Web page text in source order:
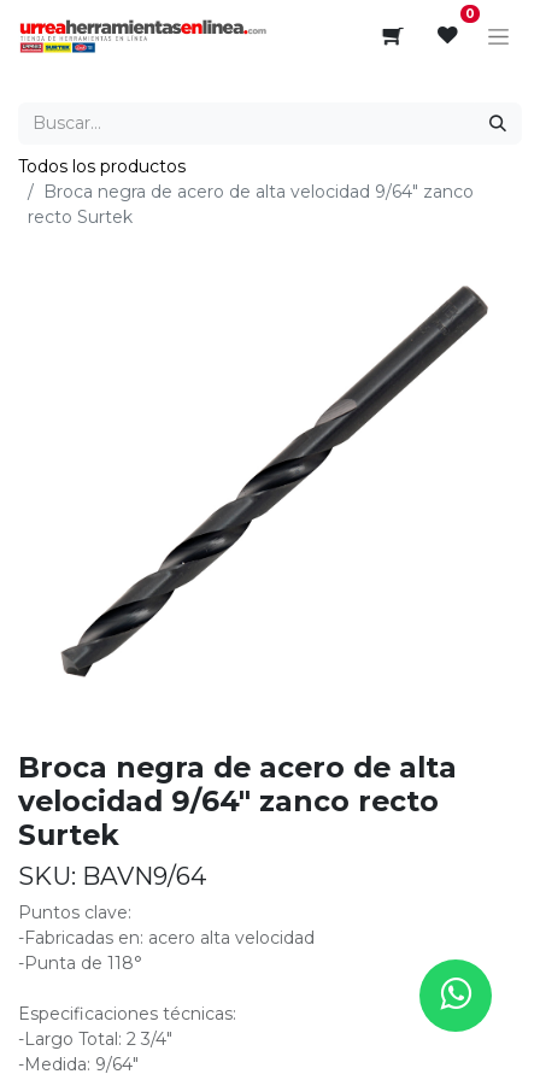
0
Todos los productos
Broca negra de acero de alta velocidad 9/64" zanco
recto Surtek
Broca negra de acero de alta
velocidad 9/64" zanco recto
Surtek
SKU: BAVN9/64
Puntos clave:
-Fabricadas en: acero alta velocidad
-Punta de 118°
Especificaciones técnicas:
-Largo Total: 2 3/4"
-Medida: 9/64"